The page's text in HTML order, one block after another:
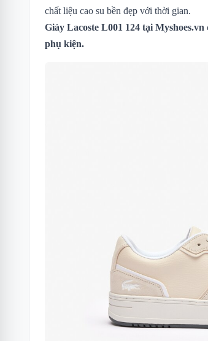
chất liệu cao su bền đẹp với thời gian.
Giày Lacoste L001 124 tại
phụ kiện.